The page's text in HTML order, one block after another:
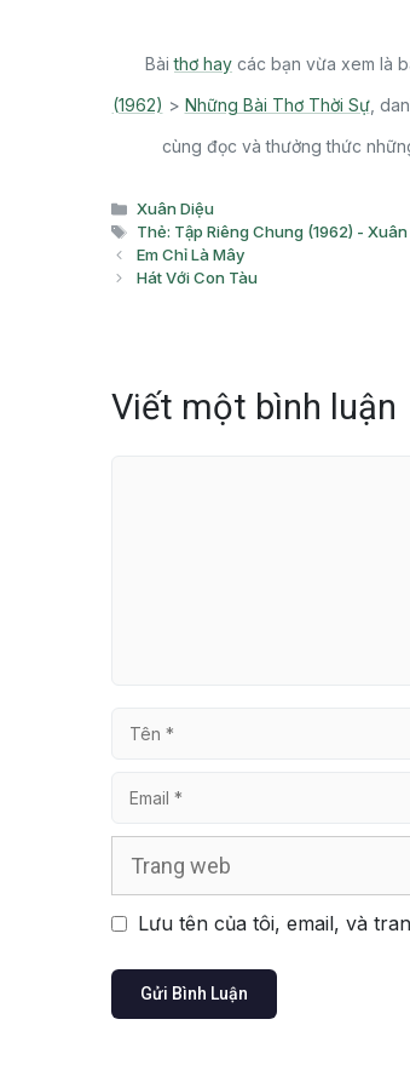
Bàithơ hay các bạn vừa xem là
(1962) > Những Bài Thơ Thời Sự,
cùng đọc và thưởng thức
Danh
mục
Xuân Diệu
Thẻ
Thẻ: Tập Riêng Chung (1962) -
Em Chỉ Là Mây
Hát Với Con Tàu
Viết một bình luận
Tên
Email
Lưu tên của tôi, email, và